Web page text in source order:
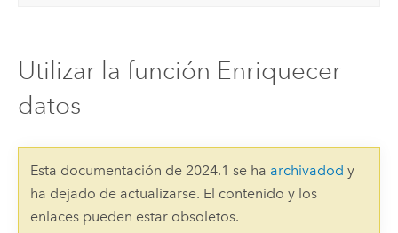
Utilizar la función Enriquecer
datos
Esta documentación de 2024.1 se ha archivadod y
ha dejado de actualizarse. El contenido y los
enlaces pueden estar obsoletos.